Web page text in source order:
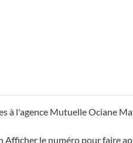
à l'agence Mutuelle Ociane
Afficher le numéro pour faire